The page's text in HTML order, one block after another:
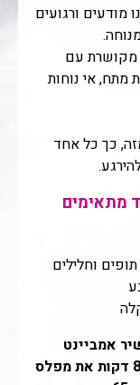
מודעים ורגועים
מקושרת עם
מתח, אי נוחות
כך כל אחד
מתאימים
וחלילים
אמביינט
בשם Weightless הוריד בתוך 8 דקות את מפלס